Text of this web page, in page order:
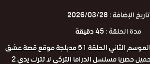
تاريخ الإضافة :2026/03/28
مدة الحلقة :45 دقيقة
مسلسل لا تترك يدي الموسم الثاني الحلقة 51 مدبلجة موقع قصة عشق
الاصلي مشاهدة وتحميل حصريا مسلسل الدراما التركي لا تترك يدي 2